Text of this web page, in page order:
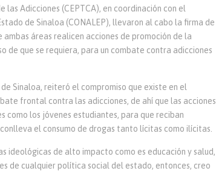
Adicciones (CEPTCA), en coordinación con el
de Sinaloa (CONALEP), llevaron al cabo la firma de
áreas realicen acciones de promoción de la
de que se requiera, para un combate contra adicciones
Sinaloa, reiteró el compromiso que existe en el
frontal contra las adicciones, de ahí que las acciones
como los jóvenes estudiantes, para que reciban
el consumo de drogas tanto lícitas como ilícitas.
ideológicas de alto impacto como es educación y salud,
de cualquier política social del estado, entonces, creo